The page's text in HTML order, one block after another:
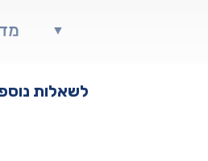
▼
לשאלות